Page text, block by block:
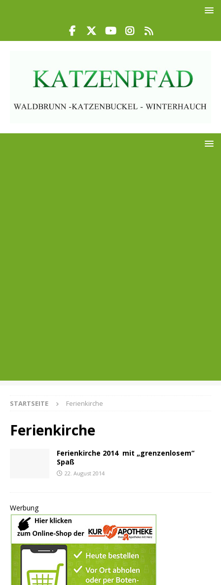
STARTSEITE Ferienkirche
Ferienkirche
Ferienkirche 2014 mit „grenzenlosem“
Spaß
22. August 2014
Werbung